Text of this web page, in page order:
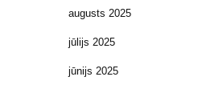
augusts 2025
jūlijs 2025
jūnijs 2025